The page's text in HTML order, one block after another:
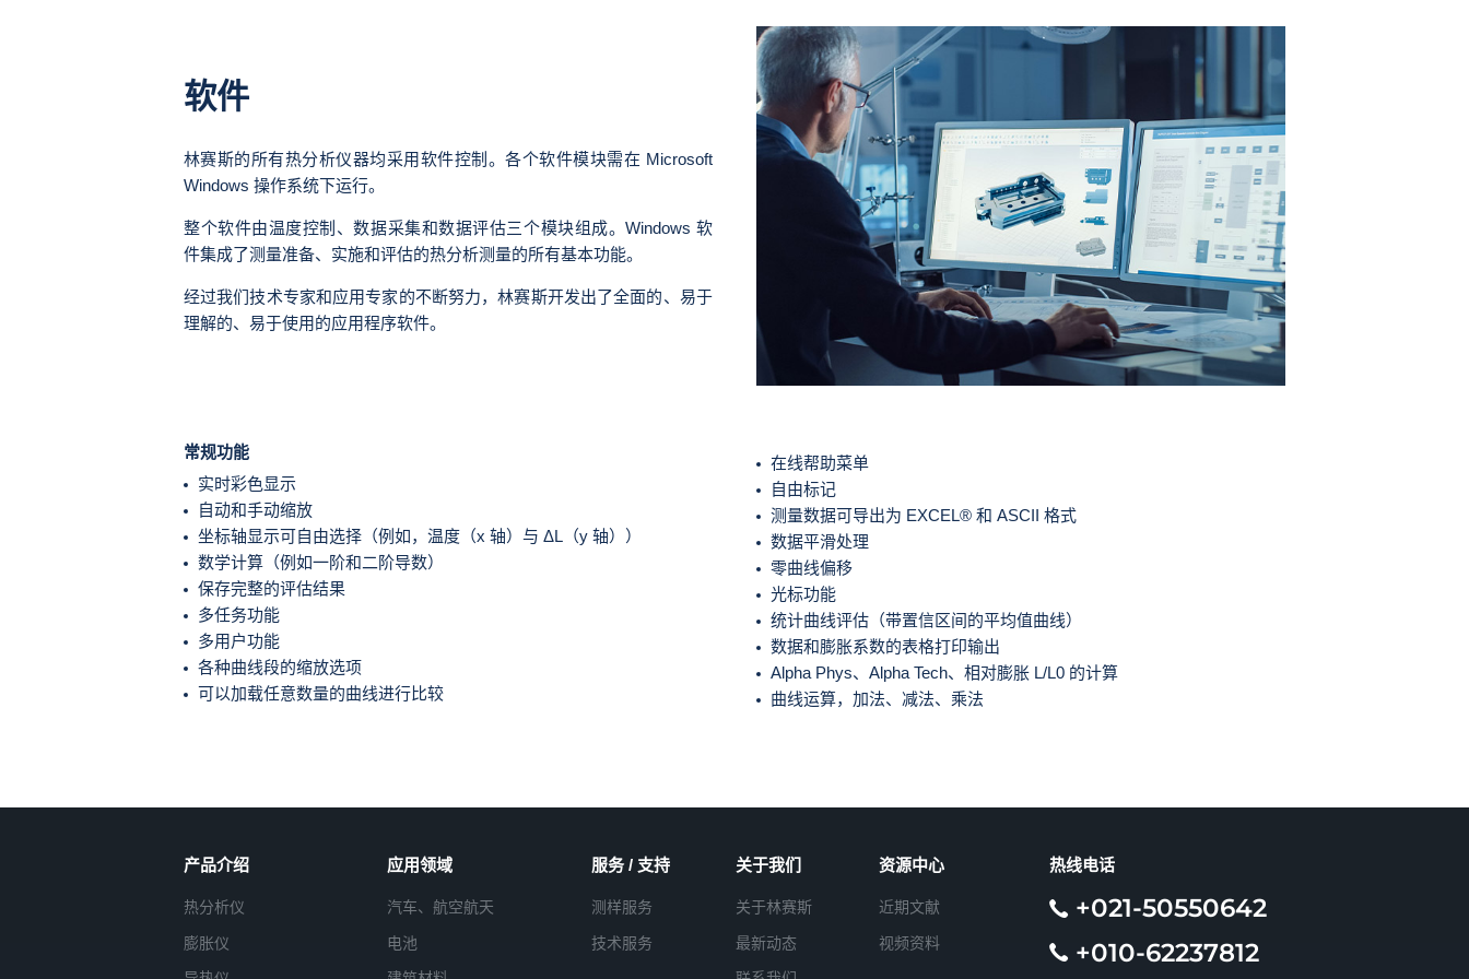
软件
林赛斯的所有热分析仪器均采用软件控制。各个软件模块需在 Microsoft
Windows 操作系统下运行。
整个软件由温度控制、数据采集和数据评估三个模块组成。Windows 软
件集成了测量准备、实施和评估的热分析测量的所有基本功能。
经过我们技术专家和应用专家的不断努力，林赛斯开发出了全面的、易于
理解的、易于使用的应用程序软件。
常规功能
实时彩色显示
自动和手动缩放
坐标轴显示可自由选择（例如，温度（x 轴）与 ΔL（y 轴））
数学计算（例如一阶和二阶导数）
保存完整的评估结果
多任务功能
多用户功能
各种曲线段的缩放选项
可以加载任意数量的曲线进行比较
在线帮助菜单
自由标记
测量数据可导出为 EXCEL® 和 ASCII 格式
数据平滑处理
零曲线偏移
光标功能
统计曲线评估（带置信区间的平均值曲线）
数据和膨胀系数的表格打印输出
Alpha Phys、Alpha Tech、相对膨胀 L/L0 的计算
曲线运算，加法、减法、乘法
产品介绍
热分析仪
膨胀仪
应用领域
汽车、航空航天
电池
服务 / 支持
测样服务
技术服务
关于我们
关于林赛斯
最新动态
资源中心
近期文献
视频资料
热线电话
+021-50550642
+010-62237812